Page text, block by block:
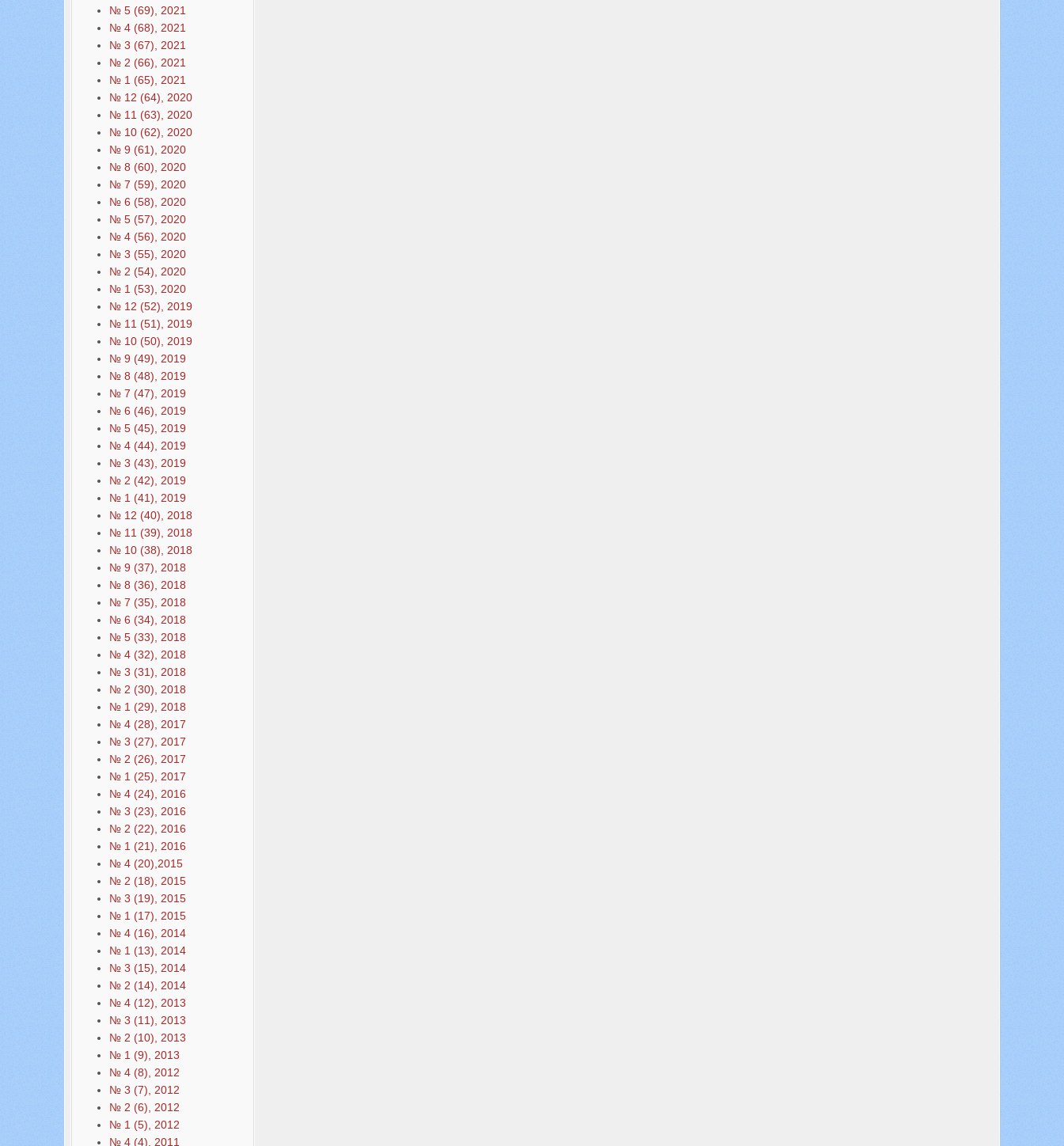
№ 5 (69), 2021
№ 4 (68), 2021
№ 3 (67), 2021
№ 2 (66), 2021
№ 1 (65), 2021
№ 12 (64), 2020
№ 11 (63), 2020
№ 10 (62), 2020
№ 9 (61), 2020
№ 8 (60), 2020
№ 7 (59), 2020
№ 6 (58), 2020
№ 5 (57), 2020
№ 4 (56), 2020
№ 3 (55), 2020
№ 2 (54), 2020
№ 1 (53), 2020
№ 12 (52), 2019
№ 11 (51), 2019
№ 10 (50), 2019
№ 9 (49), 2019
№ 8 (48), 2019
№ 7 (47), 2019
№ 6 (46), 2019
№ 5 (45), 2019
№ 4 (44), 2019
№ 3 (43), 2019
№ 2 (42), 2019
№ 1 (41), 2019
№ 12 (40), 2018
№ 11 (39), 2018
№ 10 (38), 2018
№ 9 (37), 2018
№ 8 (36), 2018
№ 7 (35), 2018
№ 6 (34), 2018
№ 5 (33), 2018
№ 4 (32), 2018
№ 3 (31), 2018
№ 2 (30), 2018
№ 1 (29), 2018
№ 4 (28), 2017
№ 3 (27), 2017
№ 2 (26), 2017
№ 1 (25), 2017
№ 4 (24), 2016
№ 3 (23), 2016
№ 2 (22), 2016
№ 1 (21), 2016
№ 4 (20),2015
№ 2 (18), 2015
№ 3 (19), 2015
№ 1 (17), 2015
№ 4 (16), 2014
№ 1 (13), 2014
№ 3 (15), 2014
№ 2 (14), 2014
№ 4 (12), 2013
№ 3 (11), 2013
№ 2 (10), 2013
№ 1 (9), 2013
№ 4 (8), 2012
№ 3 (7), 2012
№ 2 (6), 2012
№ 1 (5), 2012
№ 4 (4), 2011